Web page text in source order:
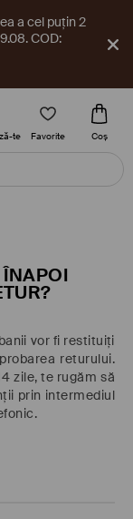
acum.
te Favorite Coş
vor fi restituiți
returului.
zile, te rugăm să
prin intermediul